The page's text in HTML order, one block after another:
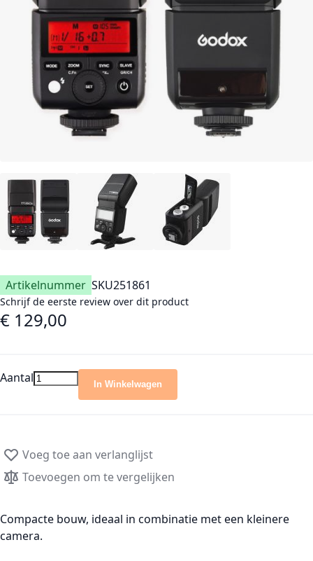
Artikelnummer SKU251861
Schrijf de eerste review over dit product
€ 129,00
Aantal In Winkelwagen
Voeg toe aan verlanglijst
Toevoegen om te vergelijken
Compacte bouw, ideaal in combinatie met een kleinere
camera.